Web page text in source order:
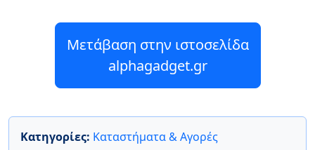
Μετάβαση στην ιστοσελίδα
alphagadget.gr
Κατηγορίες: Καταστήματα & Αγορές